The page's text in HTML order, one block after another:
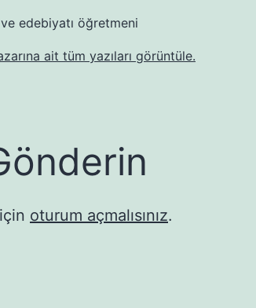
edebiyatı öğretmeni
ait tüm yazıları görüntüle.
oturum açmalısınız.